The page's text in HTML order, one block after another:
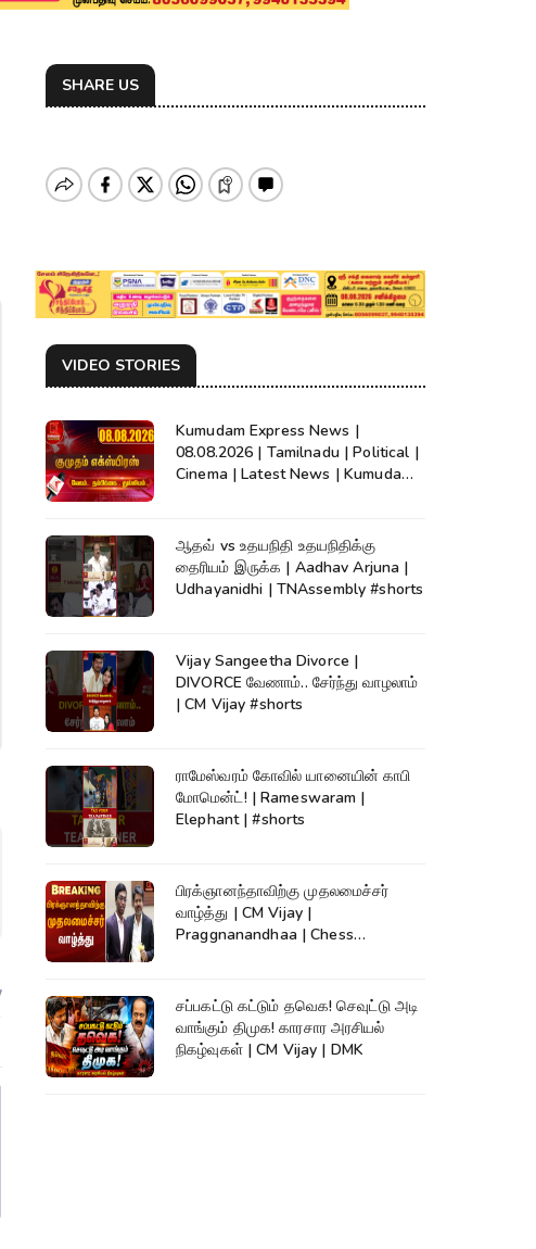
SHARE US
VIDEO STORIES
Kumudam Express News |
08.08.2026 | Tamilnadu | Political |
Cinema | Latest News | Kumudam
ஆதவ் vs உதயநிதி உதயநிதிக்கு
தைரியம் இருக்க | Aadhav Arjuna |
Udhayanidhi | TNAssembly #shorts
Vijay Sangeetha Divorce |
DIVORCE வேணாம்.. சேர்ந்து வாழலாம்
| CM Vijay #shorts
ராமேஸ்வரம் கோவில் யானையின் காபி
மோமென்ட்! | Rameswaram |
Elephant | #shorts
பிரக்ஞானந்தாவிற்கு முதலமைச்சர்
வாழ்த்து | CM Vijay |
Praggnanandhaa | Chess
சப்பகட்டு கட்டும் தவெக! செவுட்டு அடி
வாங்கும் திமுக! காரசார அரசியல்
நிகழ்வுகள் | CM Vijay | DMK